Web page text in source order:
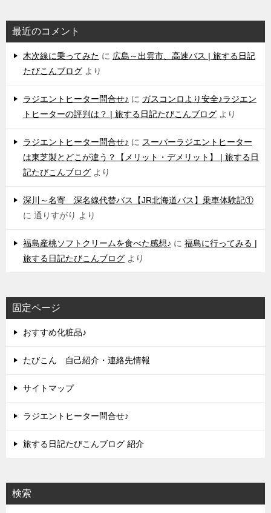
最近のコメント
木次線に乗ってみた に 広島～出雲市、高速バス | 旅する日記
たびこんブログ より
ラジエントヒーター問合せ♪ に ガスコンロより安全♪ラジエン
トヒーターの評判は？ | 旅する日記たびこんブログ より
ラジエントヒーター問合せ♪ に スーパーラジエントヒーター
は東芝製とどこが違う？【メリット・デメリット】 | 旅する日
記たびこんブログ より
深川～名寄 深名線代替バス【JR北海道バス】乗車体験記①
に 通りすがり より
福島産桃ソフトクリームを食べた感想♪ に 福島に行ってみる |
旅する日記たびこんブログ より
固定ページ
おすすめ化粧品♪
たびこん 自己紹介・連絡先情報
サイトマップ
ラジエントヒーター問合せ♪
旅する日記たびこんブログ 紹介
検索